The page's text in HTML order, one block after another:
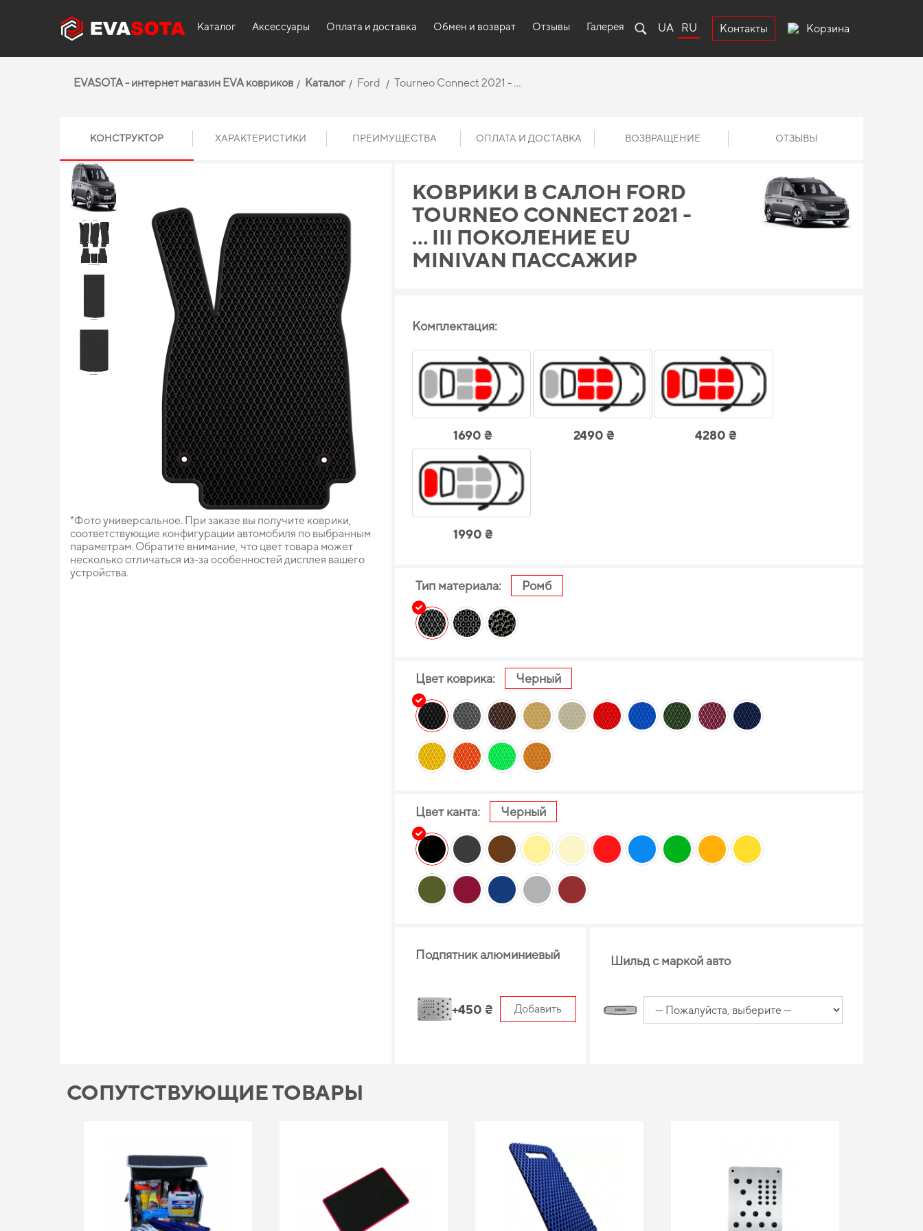
Каталог Аксессуары Оплата и доставка Обмен и возврат Отзывы Галерея UA RU Контакты Корзина
EVASOTA - интернет магазин EVA ковриков Каталог Ford Tourneo Connect 2021 - …
КОНСТРУКТОР ХАРАКТЕРИСТИКИ ПРЕИМУЩЕСТВА ОПЛАТА И ДОСТАВКА ВОЗВРАЩЕНИЕ ОТЗЫВЫ
*Фото универсальное. При заказе вы получите коврики,
соответствующие конфигурации автомобиля по выбранным
параметрам. Обратите внимание, что цвет товара может
несколько отличаться из-за особенностей дисплея вашего
устройства.
КОВРИКИ В САЛОН FORD
TOURNEO CONNECT 2021 -
… III ПОКОЛЕНИЕ EU
MINIVAN ПАССАЖИР
Комплектация:
1690 ₴ 2490 ₴ 4280 ₴
1990 ₴
Тип материала: Ромб
Цвет коврика: Черный
Цвет канта: Черный
Подпятник алюминиевый
+450 ₴ Добавить
Шильд с маркой авто
СОПУТСТВУЮЩИЕ ТОВАРЫ